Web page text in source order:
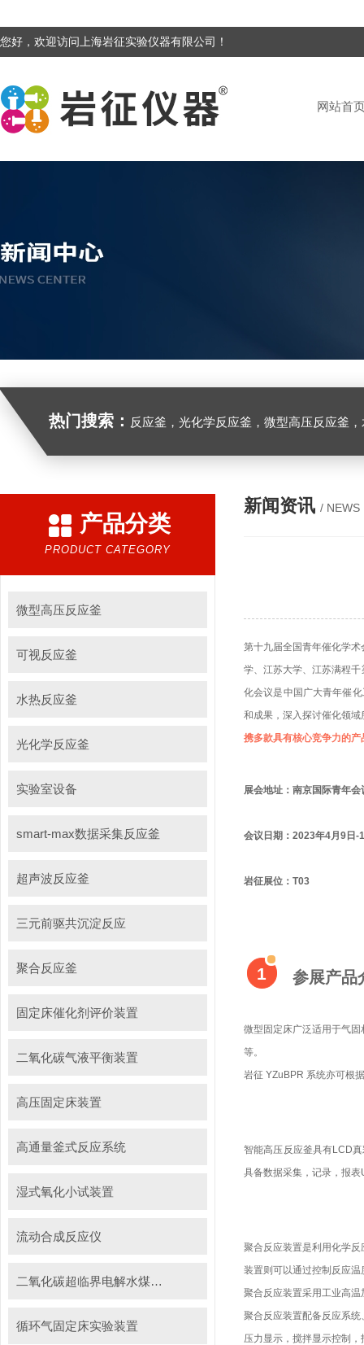
您好，欢迎访问上海岩征实验仪器有限公司！
网站首
热门搜索： 反应釜，光化学反应釜，微型高压反应釜
产品分类
PRODUCT CATEGORY
微型高压反应釜
可视反应釜
水热反应釜
光化学反应釜
实验室设备
smart-max数据采集反应釜
超声波反应釜
三元前驱共沉淀反应
聚合反应釜
固定床催化剂评价装置
二氧化碳气液平衡装置
高压固定床装置
高通量釜式反应系统
湿式氧化小试装置
流动合成反应仪
二氧化碳超临界电解水煤浆制甲烷装置
循环气固定床实验装置
新闻资讯 / NEWS
第十九届全国青年催化学
学、江苏大学、江苏满程
化会议是中国广大青年催
和成果，深入探讨催化领
携多款具有核心竞争力的产
展会地址：南京国际青年会
会议日期：2023年4月9日-
岩征展位：T03
1 参展产品
微型固定床广泛适用于气
等。
岩征 YZuBPR 系统亦可根
智能高压反应釜具有LCD
具备数据采集，记录，报
聚合反应装置是利用化学
装置则可以通过控制反应
聚合反应装置采用工业高
聚合反应装置配备反应系
压力显示，搅拌显示控制